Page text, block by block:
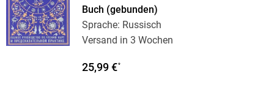
Buch (gebunden)
Sprache: Russisch
Versand in 3 Wochen
25,99 €*